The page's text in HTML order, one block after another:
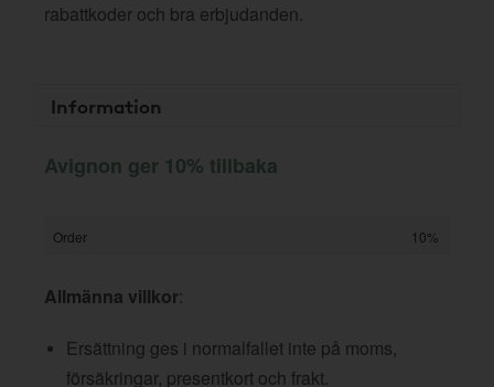
rabattkoder och bra erbjudanden.
Information
Avignon ger 10% tillbaka
Order 10%
Allmänna villkor:
Ersättning ges i normalfallet inte på moms,
försäkringar, presentkort och frakt.